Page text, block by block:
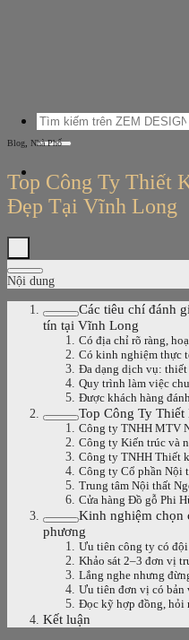
Tìm
kiếm:
Blog Nhà Phố
Top Công Ty Thiết
Đẹp Tại Vĩnh Long
Nội dung
Các tiêu chí đánh
tín tại Vĩnh Long
Có địa chỉ rõ ràng,
Có kinh nghiệm thực
Đa dạng dịch vụ:
Quy trình làm việc
Được khách hàng
Top Công Ty
Công ty TNHH MTV
Công ty Kiến trúc và
Công ty TNHH Thiết
Công ty Cổ phần Nội
Trung tâm Nội thất
Cửa hàng Đồ gỗ Phi
Kinh nghiệm chọn
phương
Ưu tiên công ty có
Khảo sát 2–3 đơn vị
Lắng nghe nhưng
Ưu tiên đơn vị có bản
Đọc kỹ hợp đồng, hỏi
Kết luận